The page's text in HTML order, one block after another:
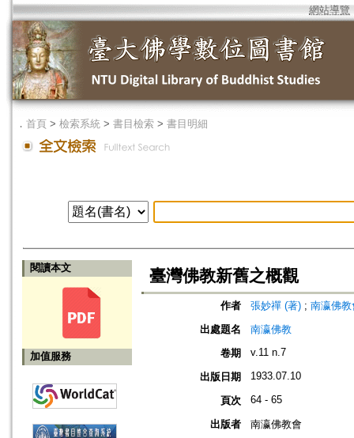
網站導覽
． 首頁 > 檢索系統 > 書目檢索 > 書目明細
閱讀本文
加值服務
臺灣佛教新舊之概觀
作者 張妙禪 (著) ; 南瀛佛
出處題名
南瀛佛教
卷期
v.11 n.7
出版日期 1933.07.10
頁次 64 - 65
出版者
南瀛佛教會